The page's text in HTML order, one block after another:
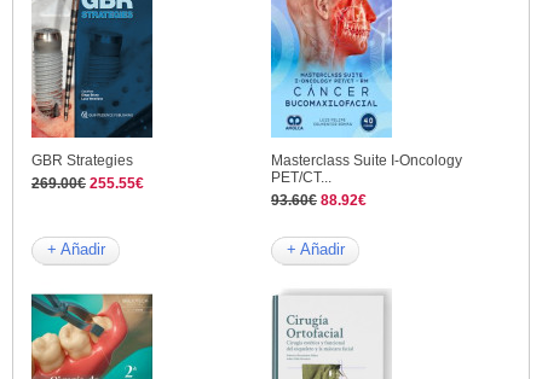
GBR Strategies
269.00€ 255.55€
+ Añadir
Masterclass Suite I-Oncology
PET/CT...
93.60€ 88.92€
+ Añadir